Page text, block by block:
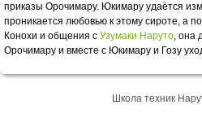
приказы Орочимару. Юкимару удаётся
проникается любовью к этому сироте, а
Конохи и общения с Узумаки Наруто, она
Орочимару и вместе с Юкимару и Гозу
Школа техник